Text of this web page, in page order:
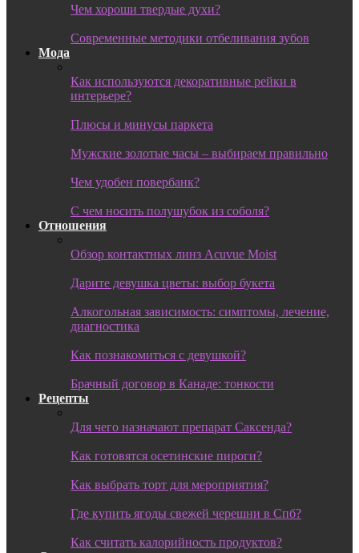
Чем хороши твердые духи?
Современные методики отбеливания зубов
Мода
Как используются декоративные рейки в
интерьере?
Плюсы и минусы паркета
Мужские золотые часы – выбираем правильно
Чем удобен повербанк?
С чем носить полушубок из соболя?
Отношения
Обзор контактных линз Acuvue Moist
Дарите девушка цветы: выбор букета
Алкогольная зависимость: симптомы, лечение,
диагностика
Как познакомиться с девушкой?
Брачный договор в Канаде: тонкости
Рецепты
Для чего назначают препарат Саксенда?
Как готовятся осетинские пироги?
Как выбрать торт для мероприятия?
Где купить ягоды свежей черешни в Спб?
Как считать калорийность продуктов?